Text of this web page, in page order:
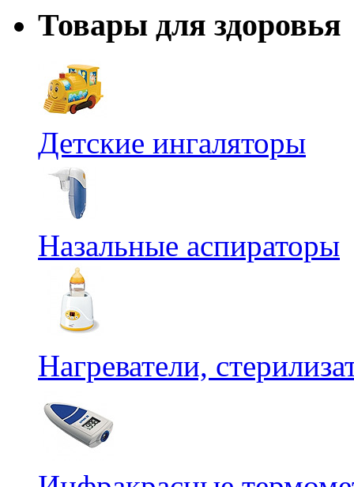
Товары для здоровья
Детские ингаляторы
Назальные аспираторы
Нагреватели,